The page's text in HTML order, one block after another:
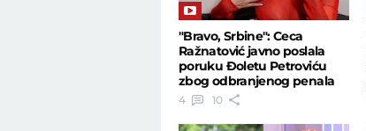
"Bravo, Srbine": Ceca
Ražnatović javno poslala
poruku Đoletu Petroviću
zbog odbranjenog penala
protiv Albanije
4 10